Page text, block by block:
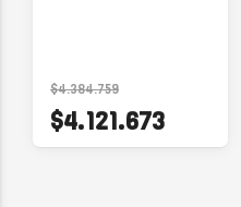
$4.384.759
$4.121.673